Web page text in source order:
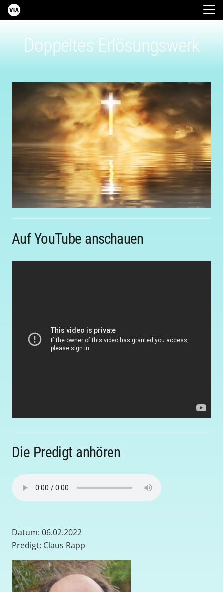
Doppeltes Erlösungswerk
Auf YouTube anschauen
Die Predigt anhören
Datum: 06.02.2022
Predigt: Claus Rapp